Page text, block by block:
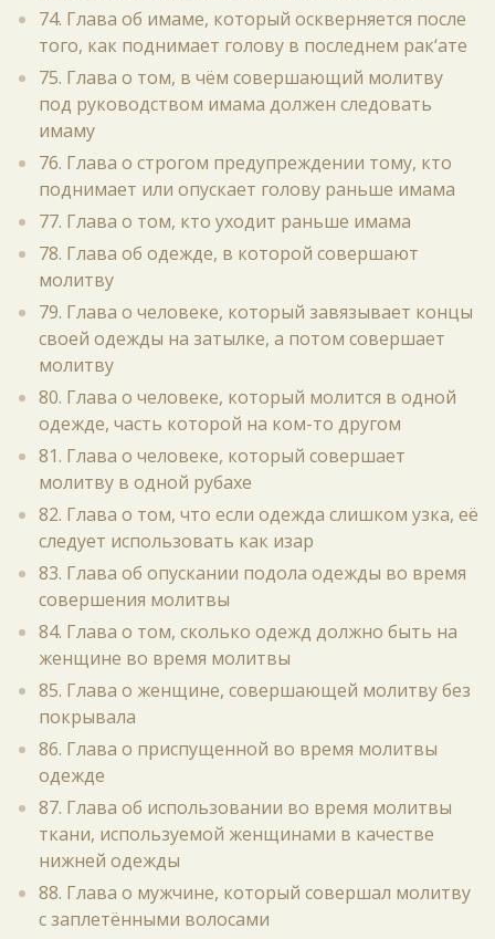
74. Глава об имаме, который оскверняется после
того, как поднимает голову в последнем рак‘ате
75. Глава о том, в чём совершающий молитву
под руководством имама должен следовать
имаму
76. Глава о строгом предупреждении тому, кто
поднимает или опускает голову раньше имама
77. Глава о том, кто уходит раньше имама
78. Глава об одежде, в которой совершают
молитву
79. Глава о человеке, который завязывает концы
своей одежды на затылке, а потом совершает
молитву
80. Глава о человеке, который молится в одной
одежде, часть которой на ком-то другом
81. Глава о человеке, который совершает
молитву в одной рубахе
82. Глава о том, что если одежда слишком узка, её
следует использовать как изар
83. Глава об опускании подола одежды во время
совершения молитвы
84. Глава о том, сколько одежд должно быть на
женщине во время молитвы
85. Глава о женщине, совершающей молитву без
покрывала
86. Глава о приспущенной во время молитвы
одежде
87. Глава об использовании во время молитвы
ткани, используемой женщинами в качестве
нижней одежды
88. Глава о мужчине, который совершал молитву
с заплетёнными волосами